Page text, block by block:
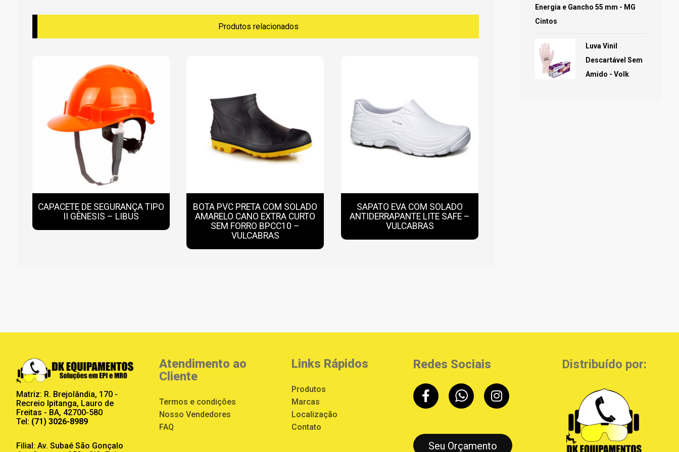
Produtos relacionados
CAPACETE DE SEGURANÇA TIPO
II GÊNESIS – LIBUS
BOTA PVC PRETA COM SOLADO
AMARELO CANO EXTRA CURTO
SEM FORRO BPCC10 –
VULCABRAS
SAPATO EVA COM SOLADO
ANTIDERRAPANTE LITE SAFE –
VULCABRAS
Energia e Gancho 55 mm - MG
Cintos
Luva Vinil
Descartável Sem
Amido - Volk
Matriz: R. Brejolândia, 170 -
Recreio Ipitanga, Lauro de
Freitas - BA, 42700-580
Tel: (71) 3026-8989
Filial: Av. Subaé São Gonçalo
Atendimento ao
Cliente
Termos e condições
Nosso Vendedores
FAQ
Links Rápidos
Produtos
Marcas
Localização
Contato
Redes Sociais
Seu Orçamento
Distribuído por: